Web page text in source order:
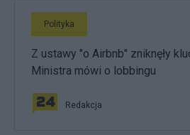
Polityka
Z ustawy "o Airbnb" zniknęły
Ministra mówi o lobbingu
Redakcja